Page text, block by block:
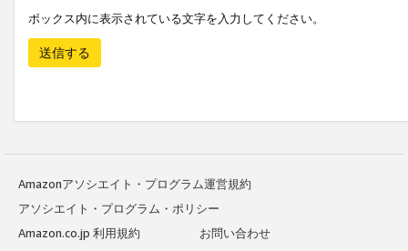
ボックス内に表示されている文字を入力してください。
送信する
Amazonアソシエイト・プログラム運営規約
アソシエイト・プログラム・ポリシー
Amazon.co.jp 利用規約
お問い合わせ